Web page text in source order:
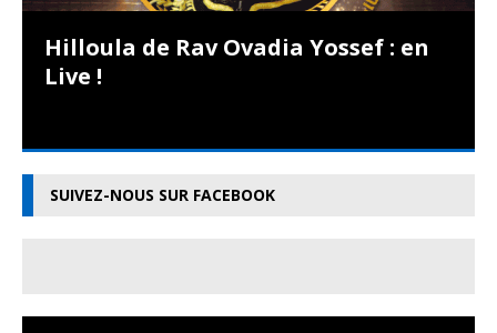
Hilloula de Rav Ovadia Yossef : en
Live !
SUIVEZ-NOUS SUR FACEBOOK